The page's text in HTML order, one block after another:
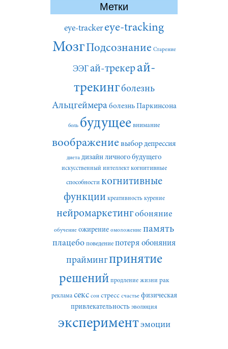
Метки
eye-tracker eye-tracking
МозгПодсознание Старение
ЭЭГай-трекерай-
трекингболезнь
Альцгеймера болезнь Паркинсона
боль будущее внимание
воображение выбор депрессия
диета дизайн личного будущего
искусственный интеллект когнитивные
способности когнитивные
функции креативность курение
нейромаркетингобоняние
обучение ожирение омоложение память
плацебо поведение потеря обоняния
праймингпринятие
решений продление жизни рак
реклама секс сон стресс счастье физическая
привлекательность эволюция
экспериментэмоции